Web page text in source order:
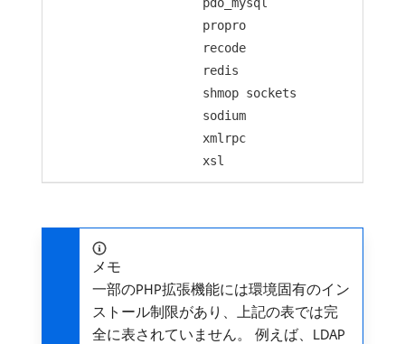
propro
recode
redis
shmop sockets
sodium
xmlrpc
xsl
メモ
一部のPHP拡張機能には環境固有のイン
ストール制限があり、上記の表では完
全に表されていません。 例えば、LDAP